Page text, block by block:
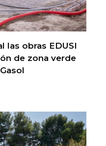
las obras EDUSI
de zona verde